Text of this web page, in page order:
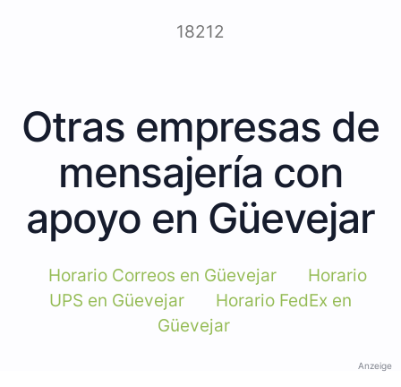
18212
Otras empresas de
mensajería con
apoyo en Güevejar
Horario Correos en Güevejar
Horario
UPS en Güevejar
Horario FedEx en
Güevejar
Anzeige